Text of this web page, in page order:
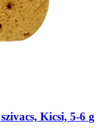
Kicsi, 5-​6 g